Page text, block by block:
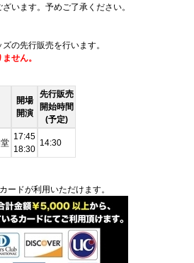
います。予めご了承ください。
の先行販売を行います。
せん。
開場
開演
先行販売
開始時間
(予定)
17:45
18:30
14:30
ドが利用いただけます。